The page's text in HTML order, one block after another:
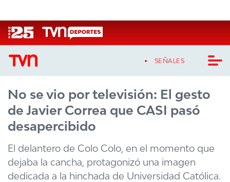
SEÑALES
CASTING MASTERCHEF CHILE
CASTING TVN VERTICAL
TVN VERTICAL
TVN PLAY
No se vio por televisión: El gesto
de Javier Correa que CASI pasó
desapercibido
El delantero de Colo Colo, en el momento que
dejaba la cancha, protagonizó una imagen
dedicada a la hinchada de Universidad Católica.